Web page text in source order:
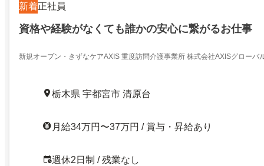
新着正社員
資格や経験がなくても誰かの安心に繋がるお仕事
新規オープン・きずなケアAXIS 重度訪問介護事業所 株式会社AXISグローバ
栃木県 宇都宮市 清原台
月給34万円〜37万円 / 賞与・昇給あり
週休2日制 / 残業なし